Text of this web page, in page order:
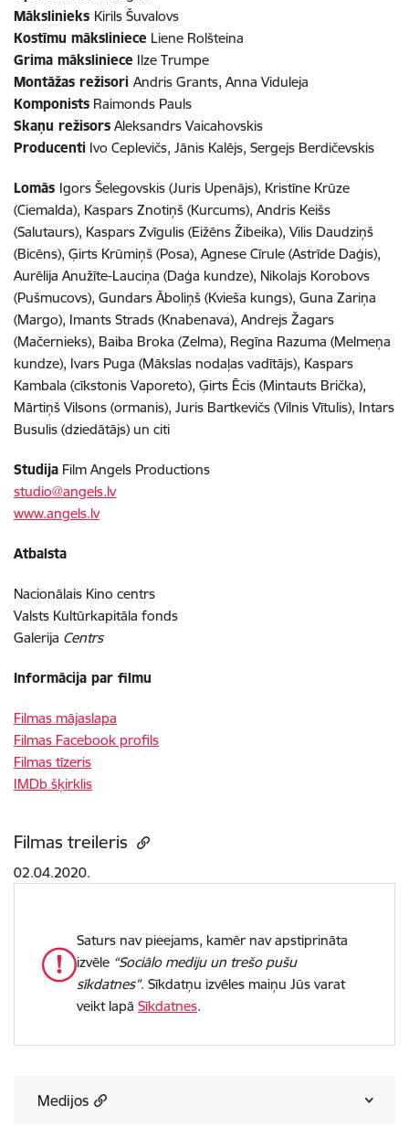
Mākslinieks Kirils Šuvalovs
Kostīmu māksliniece Liene Rolšteina
Grima māksliniece Ilze Trumpe
Montāžas režisori Andris Grants, Anna Viduleja
Komponists Raimonds Pauls
Skaņu režisors Aleksandrs Vaicahovskis
Producenti Ivo Ceplevičs, Jānis Kalējs, Sergejs Berdičevskis
Lomās Igors Šelegovskis (Juris Upenājs), Kristīne Krūze
(Ciemalda), Kaspars Znotiņš (Kurcums), Andris Keišs
(Salutaurs), Kaspars Zvīgulis (Eižēns Žibeika), Vilis Daudziņš
(Bicēns), Ģirts Krūmiņš (Posa), Agnese Cīrule (Astrīde Daģis),
Aurēlija Anužīte-Lauciņa (Daģa kundze), Nikolajs Korobovs
(Pušmucovs), Gundars Āboliņš (Kvieša kungs), Guna Zariņa
(Margo), Imants Strads (Knabenava), Andrejs Žagars
(Mačernieks), Baiba Broka (Zelma), Regīna Razuma (Melmeņa
kundze), Ivars Puga (Mākslas nodaļas vadītājs), Kaspars
Kambala (cīkstonis Vaporeto), Ģirts Ēcis (Mintauts Brička),
Mārtiņš Vilsons (ormanis), Juris Bartkevičs (Vilnis Vītulis), Intars
Busulis (dziedātājs) un citi
Studija Film Angels Productions
studio@angels.lv
www.angels.lv
Atbalsta
Nacionālais Kino centrs
Valsts Kultūrkapitāla fonds
Galerija Centrs
Informācija par filmu
Filmas mājaslapa
Filmas Facebook profils
Filmas tīzeris
IMDb šķirklis
Filmas treileris
02.04.2020.
Saturs nav pieejams, kamēr nav apstiprināta
izvēle “Sociālo mediju un trešo pušu
sīkdatnes”. Sīkdatņu izvēles maiņu Jūs varat
veikt lapā Sīkdatnes.
Medijos